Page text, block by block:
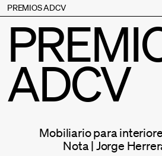
PREMIOS ADCV
Bases
Jurado
Inscripción
Palmarés
Premios especiales
Supporters
Contacto
ADCV
Mobiliario para
Nota | Jorge